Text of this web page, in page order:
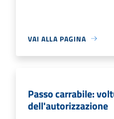
VAI ALLA PAGINA
Passo carrabile:
dell'autorizzazione